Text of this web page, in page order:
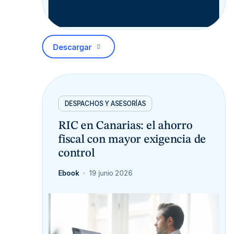
Descargar
DESPACHOS Y ASESORÍAS
RIC en Canarias: el ahorro
fiscal con mayor exigencia de
control
Ebook 19 junio 2026